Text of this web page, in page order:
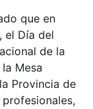
que en
el Día del
de la
Mesa
Provincia de